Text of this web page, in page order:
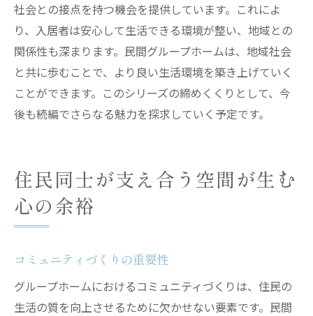
社会との接点を持つ機会を提供しています。これによ
り、入居者は安心して生活できる環境が整い、地域との
関係性も深まります。民間グループホームは、地域社会
と共に歩むことで、より良い生活環境を築き上げていく
ことができます。このシリーズの締めくくりとして、今
後も続編でさらなる魅力を探求していく予定です。
住民同士が支え合う空間が生む
心の余裕
コミュニティづくりの重要性
グループホームにおけるコミュニティづくりは、住民の
生活の質を向上させるために欠かせない要素です。民間